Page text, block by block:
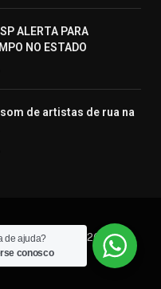
ALERTA PARA
NO ESTADO
de artistas de rua na
Brasil © 2026 Todos
95552.6792
de ajuda?
conosco